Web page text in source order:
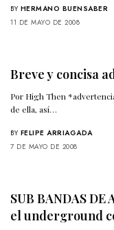
BY HERMANO BUENSABER
11 DE MAYO DE 2008
Breve y concisa
Por High Then
de ella, así…
BY FELIPE ARRIAGADA
7 DE MAYO DE 2008
SUB BANDAS
el underground